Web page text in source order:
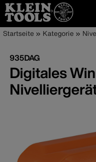
Direkt
Inhalt
Startseite Kategorie
935DAG
Digitales